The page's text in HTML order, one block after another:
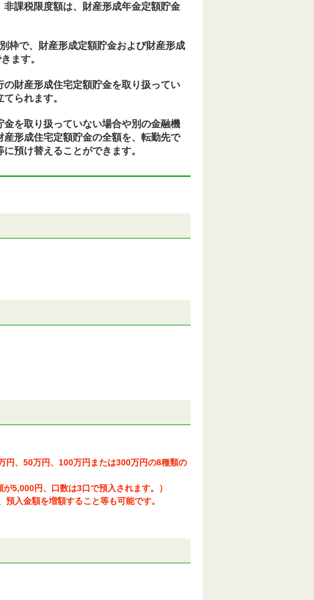
課税限度額は、財産形成年金定額貯金
枠で、財産形成定額貯金および財産形成
ます。
財産形成住宅定額貯金を取り扱ってい
られます。
を取り扱っていない場合や別の金融機
形成住宅定額貯金の全額を、転勤先で
預け替えることができます。
、50万円、100万円または300万円の8種類の
5,000円、口数は3口で預入されます。）
入金額を増額すること等も可能です。